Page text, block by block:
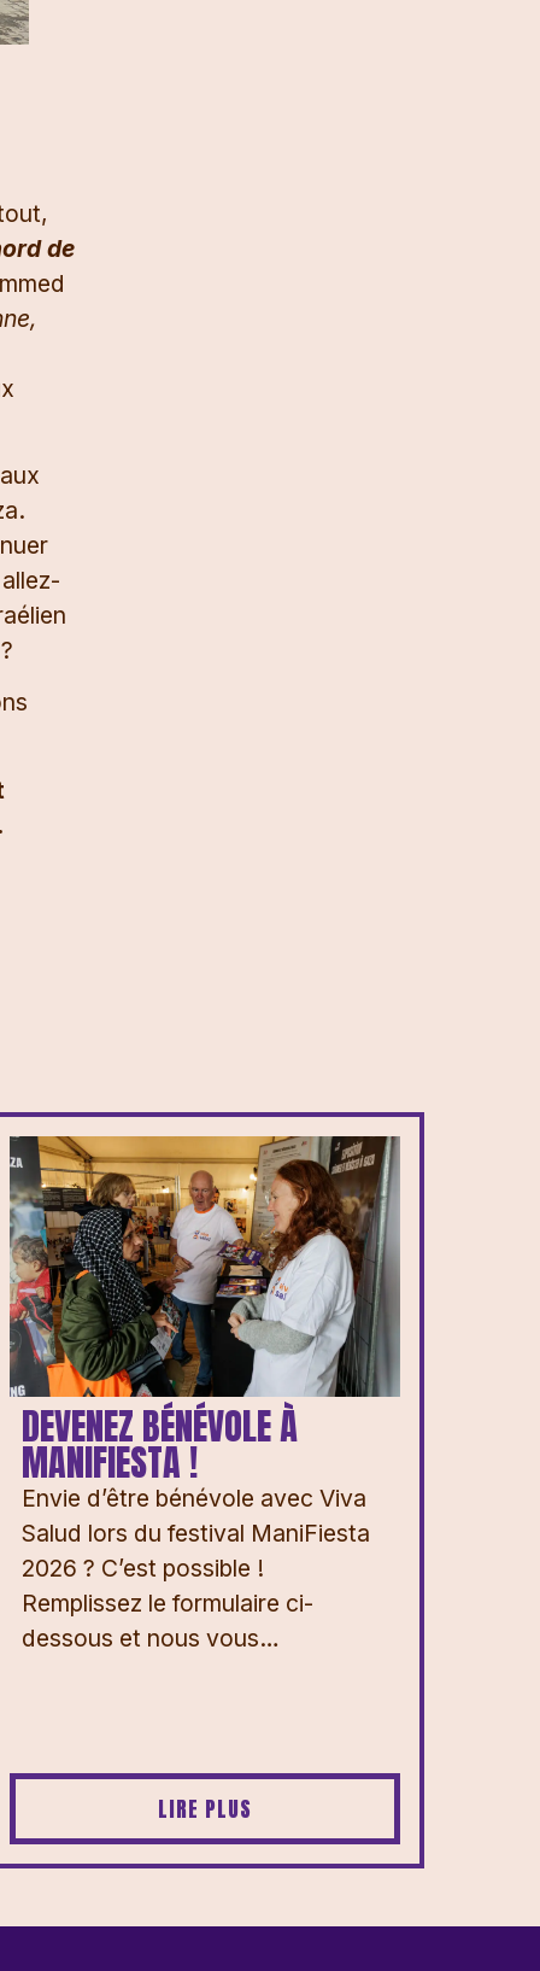
de
.
DEVENEZ BÉNÉVOLE À
MANIFIESTA !
Envie d’être bénévole avec Viva
Salud lors du festival ManiFiesta
2026 ? ⁠⁠C’est possible !
Remplissez le formulaire ci-
dessous et nous vous…
LIRE PLUS